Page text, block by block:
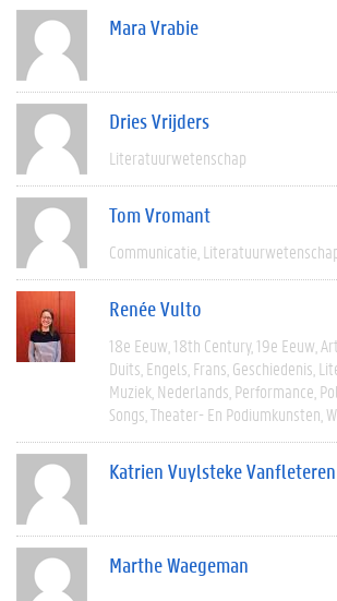
Mara Vrabie
Dries Vrijders
Literatuurwetenschap
Tom Vromant
Communicatie
Renée Vulto
18e Eeuw 18th Century 19e Eeuw
Duits Engels Frans Geschiedenis
Muziek Nederlands Performance
Songs Theater- En Podiumkunsten
Katrien Vuylsteke Vanfleteren
Marthe Waegeman